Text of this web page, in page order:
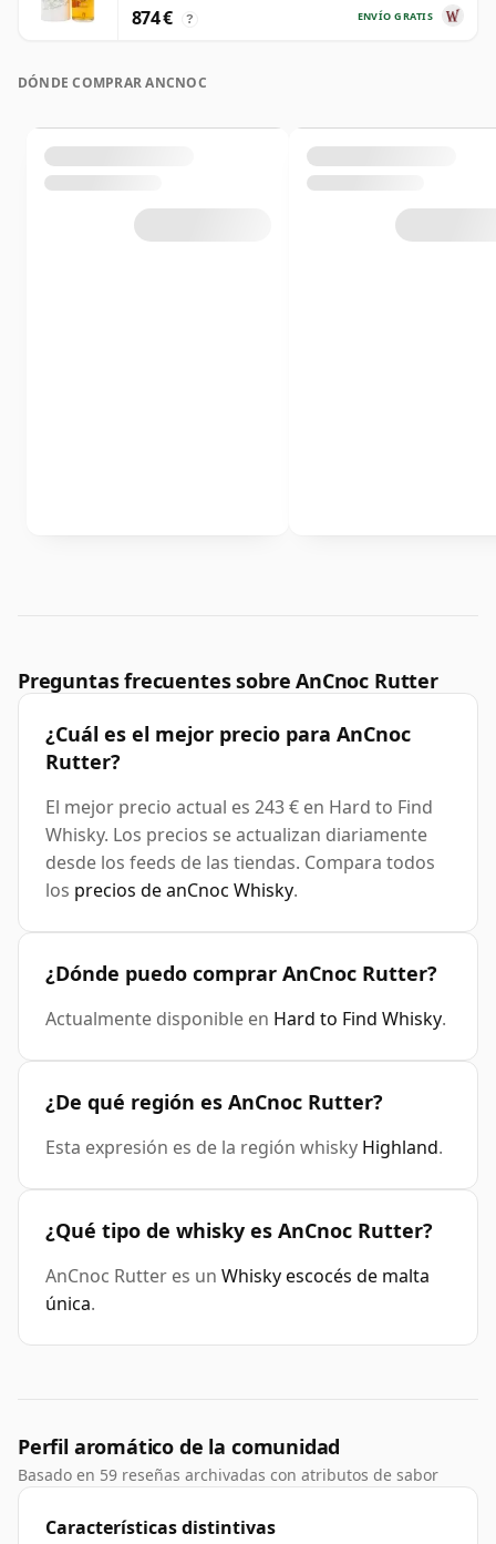
ENVÍO GRATIS
874 € ?
DÓNDE COMPRAR ANCNOC
Preguntas frecuentes sobre AnCnoc Rutter
¿Cuál es el mejor precio para AnCnoc
Rutter?
El mejor precio actual es 243 € en Hard to Find
Whisky. Los precios se actualizan diariamente
desde los feeds de las tiendas. Compara todos
los precios de anCnoc Whisky.
¿Dónde puedo comprar AnCnoc Rutter?
Actualmente disponible en Hard to Find Whisky.
¿De qué región es AnCnoc Rutter?
Esta expresión es de la región whisky Highland.
¿Qué tipo de whisky es AnCnoc Rutter?
AnCnoc Rutter es un Whisky escocés de malta
única.
Perfil aromático de la comunidad
Basado en 59 reseñas archivadas con atributos de sabor
Características distintivas